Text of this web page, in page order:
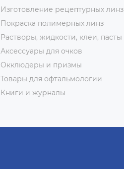
Изготовление рецептурных линз
Покраска полимерных линз
Растворы, жидкости, клеи, пасты
Аксессуары для очков
Окклюдеры и призмы
Товары для офтальмологии
Книги и журналы